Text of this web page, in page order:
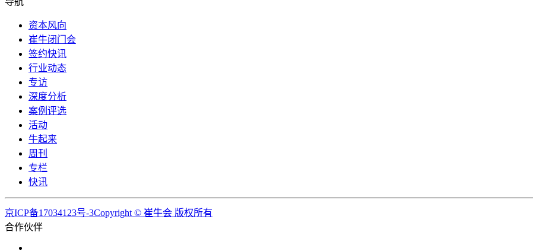
资本风向
崔牛闭门会
签约快讯
行业动态
专访
深度分析
案例评选
活动
牛起来
周刊
专栏
快讯
京ICP备17034123号-3Copyright © 崔牛会 版权所有
合作伙伴